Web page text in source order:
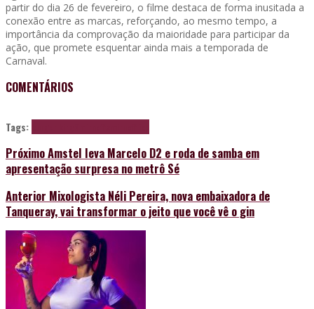
partir do dia 26 de fevereiro, o filme destaca de forma inusitada a
conexão entre as marcas, reforçando, ao mesmo tempo, a
importância da comprovação da maioridade para participar da
ação, que promete esquentar ainda mais a temporada de
Carnaval.
COMENTÁRIOS
Tags:
PróximoAmstel leva Marcelo D2 e roda de samba em
apresentação surpresa no metrô Sé
Anterior Mixologista Néli Pereira, nova embaixadora de
Tanqueray, vai transformar o jeito que você vê o gin